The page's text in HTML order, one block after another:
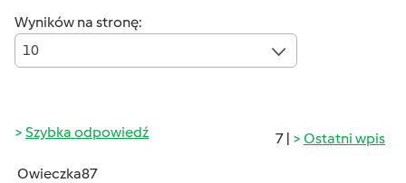
Wyników na stronę:
10
7 | Ostatni wpis
Szybka odpowiedź
Owieczka87